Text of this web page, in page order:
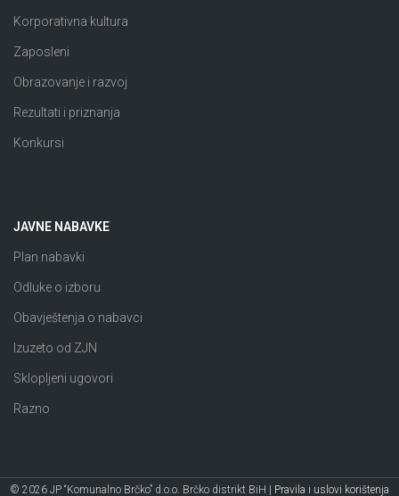
Korporativna kultura
Zaposleni
Obrazovanje i razvoj
Rezultati i priznanja
Konkursi
JAVNE NABAVKE
Plan nabavki
Odluke o izboru
Obavještenja o nabavci
Izuzeto od ZJN
Sklopljeni ugovori
Razno
© 2026 JP “Komunalno Brčko” d.o.o. Brčko distrikt BiH | Pravila i uslovi korištenja